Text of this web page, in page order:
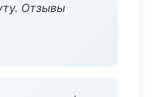
Отзывы